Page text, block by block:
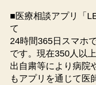
■医療相談アプリ「
て
24時間365⽇スマホ
です。現在350⼈以
出⾃粛等により病院
もアプリを通じて医